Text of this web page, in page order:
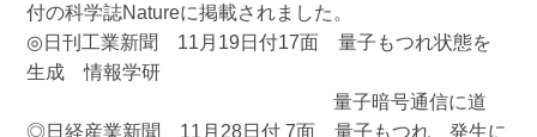
付の科学誌Natureに掲載されました。
◎日刊工業新聞 11月19日付17面 量子もつれ状態を
生成 情報学研
量子暗号通信に道
◎日経産業新聞 11月28日付 7面 量子もつれ 発生に